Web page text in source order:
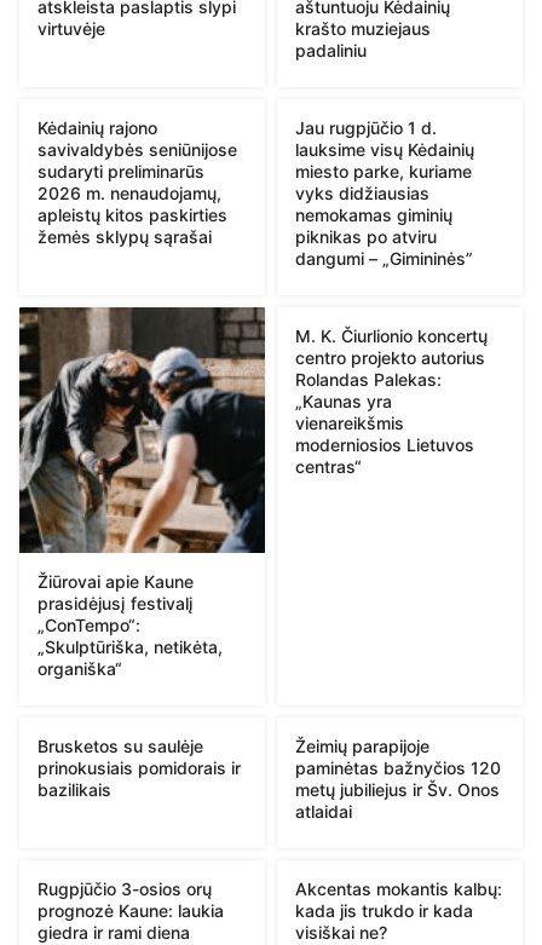
atskleista paslaptis slypi
virtuvėje
aštuntuoju Kėdainių
krašto muziejaus
padaliniu
Kėdainių rajono
savivaldybės seniūnijose
sudaryti preliminarūs
2026 m. nenaudojamų,
apleistų kitos paskirties
žemės sklypų sąrašai
Jau rugpjūčio 1 d.
lauksime visų Kėdainių
miesto parke, kuriame
vyks didžiausias
nemokamas giminių
piknikas po atviru
dangumi – „Gimininės”
Žiūrovai apie Kaune
prasidėjusį festivalį
„ConTempo“:
„Skulptūriška, netikėta,
organiška“
M. K. Čiurlionio koncertų
centro projekto autorius
Rolandas Palekas:
„Kaunas yra
vienareikšmis
moderniosios Lietuvos
centras“
Brusketos su saulėje
prinokusiais pomidorais ir
bazilikais
Žeimių parapijoje
paminėtas bažnyčios 120
metų jubiliejus ir Šv. Onos
atlaidai
Rugpjūčio 3-osios orų
prognozė Kaune: laukia
giedra ir rami diena
Akcentas mokantis kalbų:
kada jis trukdo ir kada
visiškai ne?